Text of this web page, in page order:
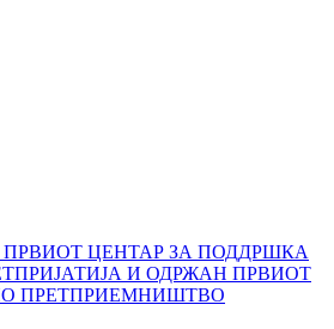
ЦЕНТАР ЗА ПОДДРШКА
И ОДРЖАН ПРВИОТ
ПРЕТПРИЕМНИШТВО